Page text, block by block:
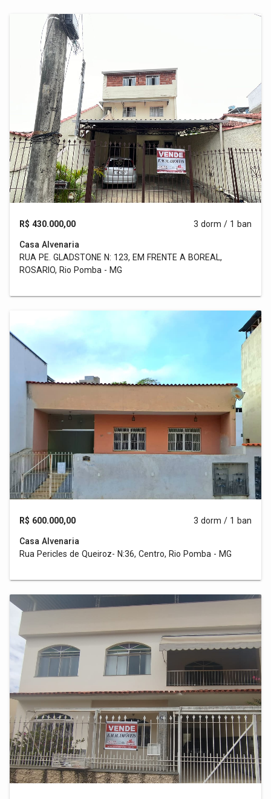
R$ 430.000,00 3 dorm / 1 ban
Casa Alvenaria
RUA PE. GLADSTONE N: 123, EM FRENTE A BOREAL,
ROSARIO, Rio Pomba - MG
R$ 600.000,00 3 dorm / 1 ban
Casa Alvenaria
Rua Pericles de Queiroz- N:36, Centro, Rio Pomba - MG